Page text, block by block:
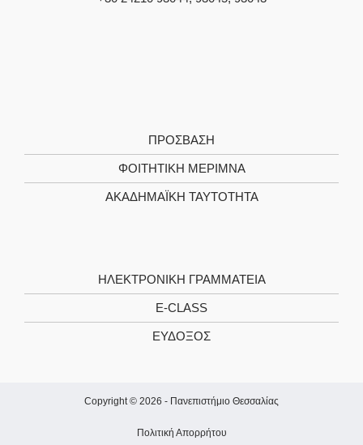
ΠΡΌΣΒΑΣΗ
ΦΟΙΤΗΤΙΚΉ ΜΈΡΙΜΝΑ
ΑΚΑΔΗΜΑΪΚΉ ΤΑΥΤΌΤΗΤΑ
ΗΛΕΚΤΡΟΝΙΚΉ ΓΡΑΜΜΑΤΕΊΑ
E-CLASS
ΕΎΔΟΞΟΣ
Copyright © 2026 - Πανεπιστήμιο Θεσσαλίας
Πολιτική Απορρήτου